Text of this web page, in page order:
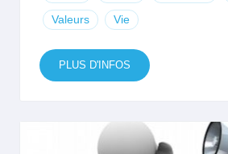
Valeurs Vie
PLUS D'INFOS